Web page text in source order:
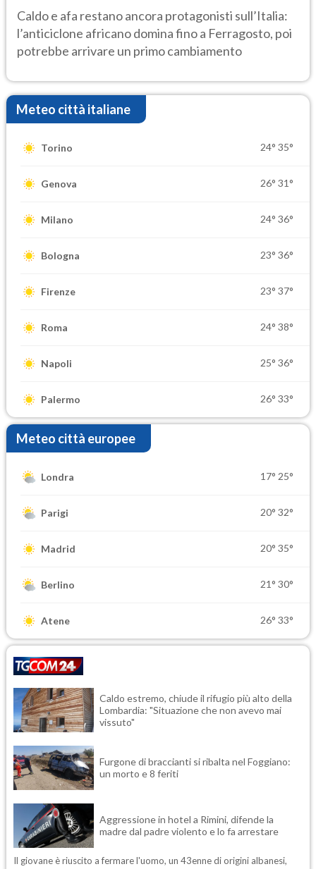
Caldo e afa restano ancora protagonisti sull’Italia:
l’anticiclone africano domina fino a Ferragosto, poi
potrebbe arrivare un primo cambiamento
Meteo città italiane
Torino 24° 35°
Genova 26° 31°
Milano 24° 36°
Bologna 23° 36°
Firenze 23° 37°
Roma 24° 38°
Napoli 25° 36°
Palermo 26° 33°
Meteo città europee
Londra 17° 25°
Parigi 20° 32°
Madrid 20° 35°
Berlino 21° 30°
Atene 26° 33°
Caldo estremo, chiude il rifugio più alto della
Lombardia: "Situazione che non avevo mai
vissuto"
Furgone di braccianti si ribalta nel Foggiano:
un morto e 8 feriti
Aggressione in hotel a Rimini, difende la
madre dal padre violento e lo fa arrestare
Il giovane è riuscito a fermare l'uomo, un 43enne di origini albanesi,